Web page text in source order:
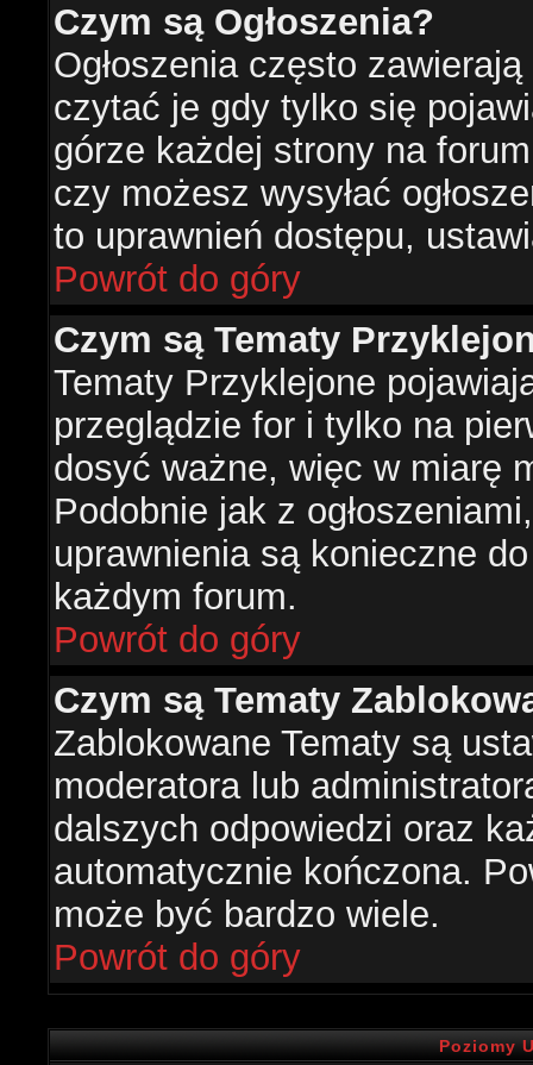
Czym są Ogłoszenia?
Ogłoszenia często
czytać je gdy tylko się
górze każdej strony na
czy możesz wysyłać
to uprawnień dostępu,
Powrót do góry
Czym są Tematy
Tematy Przyklejone
przeglądzie for i tylko na
dosyć ważne, więc w miarę
Podobnie jak z
uprawnienia są konieczne
każdym forum.
Powrót do góry
Czym są Tematy
Zablokowane Tematy są
moderatora lub
dalszych odpowiedzi oraz
automatycznie kończona.
może być bardzo wiele.
Powrót do góry
Poziomy